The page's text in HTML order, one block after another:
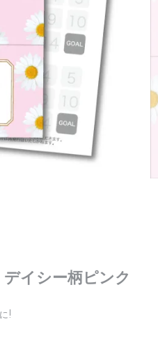
デイシー柄ピンク
!